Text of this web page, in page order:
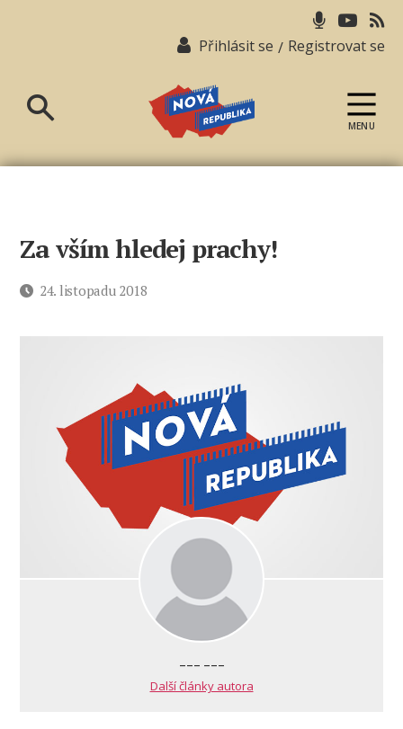
Přihlásit se / Registrovat se
republika
MENU
Za vším hledej prachy!
Datum24. listopadu 2018
--- ---
Další články autora